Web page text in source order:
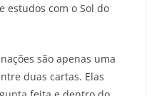
estudos com o Sol do
são apenas uma
duas cartas. Elas